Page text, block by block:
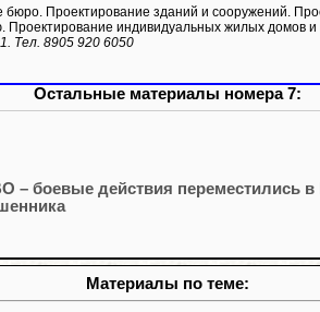
Проектирование зданий и сооружений.
Проектирование индивидуальных жилых домов и
Тел. 8905 920 6050
Остальные материалы номера 7:
– боевые действия переместились
Материалы по теме: